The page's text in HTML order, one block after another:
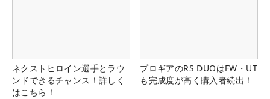
ネクストヒロイン選手とラウ
ンドできるチャンス！詳しく
はこちら！
プロギアのRS DUOはFW・UT
も完成度が高く購入者続出！